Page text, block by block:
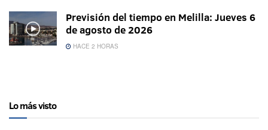
Previsión del tiempo en Melilla: Jueves 6
de agosto de 2026
HACE 2 HORAS
Lo más visto